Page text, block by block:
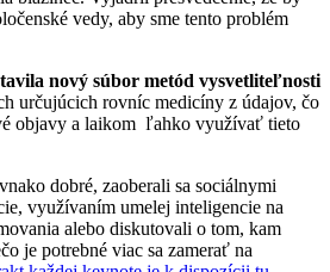
vedy, aby sme tento problém
nový súbor metód vysvetliteľnosti
určujúcich rovníc medicíny z údajov, čo
objavy a laikom ľahko využívať tieto
dobré, zaoberali sa sociálnymi
využívaním umelej inteligencie na
alebo diskutovali o tom, kam
je potrebné viac sa zamerať na